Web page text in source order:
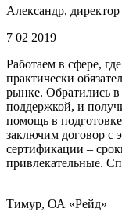
Александр,
7 02 2019
Работаем в сфере,
практически
рынке. Обратились в
поддержкой, и
помощь в
заключим договор с
сертификации –
привлекательные.
Тимур, ОА «Рейд»